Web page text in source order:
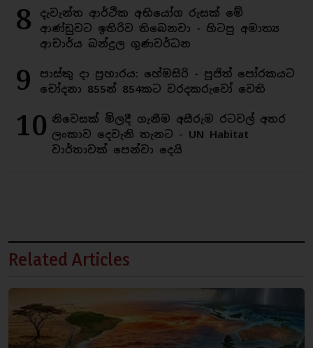
8
දැවැන්ත ආර්ථික අභියෝග රුසක් මේ
ආණ්ඩුවට ඉතිරිව තිබෙනවා - හිටපු අමාත්‍ය
ආචාර්ය බන්දුල ගුණවර්ධන
9
පාස්කු දා ප්‍රහාරය: හේමසිරි - පූජිත් පෝරකයට
චෝදනා 855න් 854කට වරදකරුවෝ වෙති
10 නිවෙසක් මිලදී ගැනීම අසීරුම රටවල් අතර
ලංකාව දෙවැනි තැනට - UN Habitat
වාර්තාවක් පෙන්වා දෙයි
Related Articles